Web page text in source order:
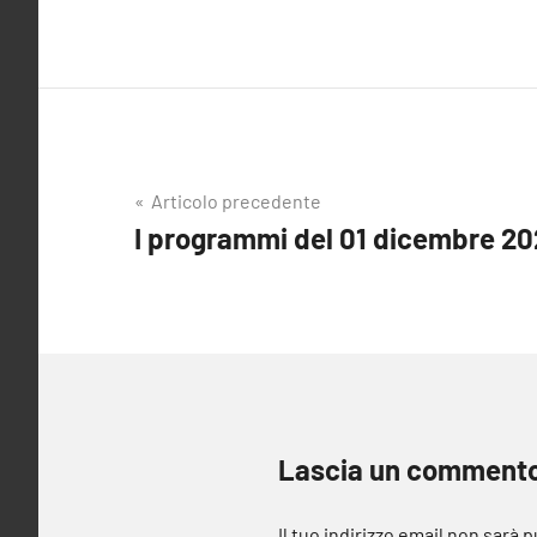
Navigazione
articoli
Articolo precedente
I programmi del 01 dicembre
Lascia un